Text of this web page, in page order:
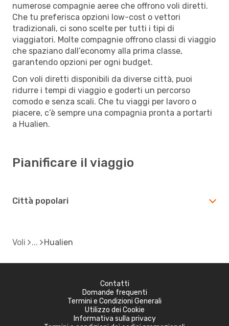
numerose compagnie aeree che offrono voli diretti.
Che tu preferisca opzioni low-cost o vettori
tradizionali, ci sono scelte per tutti i tipi di
viaggiatori. Molte compagnie offrono classi di viaggio
che spaziano dall’economy alla prima classe,
garantendo opzioni per ogni budget.
Con voli diretti disponibili da diverse città, puoi
ridurre i tempi di viaggio e goderti un percorso
comodo e senza scali. Che tu viaggi per lavoro o
piacere, c’è sempre una compagnia pronta a portarti
a Hualien.
Pianificare il viaggio
Città popolari
Voli Hualien
Contatti
Domande frequenti
Termini e Condizioni Generali
Utilizzo dei Cookie
Informativa sulla privacy